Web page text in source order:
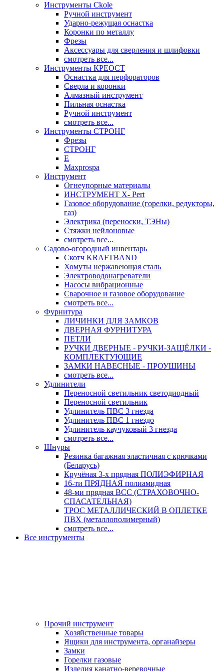
Инструменты Ckole
Ручной инструмент
Ударно‑режущая оснастка
Коронки по металлу
Фрезы
Аксессуары для сверления и шлифовки
смотреть все...
Инструменты КРЕОСТ
Оснастка для перфораторов
Сверла и коронки
Алмазный инструмент
Пильная оснастка
Ручной инструмент
смотреть все...
Инструменты СТРОНГ
Фрезы
СТРОНГ
Е
Maxprospa
Инструмент
Огнеупорные материалы
ИНСТРУМЕНТ X- Pert
Газовое оборудование (горелки, редукторы,
газ)
Электрика (переноски, ТЭНы)
Стяжки нейлоновые
смотреть все...
Садово-огородный инвентарь
Скотч KRAFTBAND
Хомуты нержавеющая сталь
Электроводонагреватели
Насосы вибрационные
Сварочное и газовое оборудование
смотреть все...
Фурнитура
ЛИЧИНКИ ДЛЯ ЗАМКОВ
ДВЕРНАЯ ФУРНИТУРА
ПЕТЛИ
РУЧКИ ДВЕРНЫЕ - РУЧКИ-ЗАЩЁЛКИ -
КОМПЛЕКТУЮЩИЕ
ЗАМКИ НАВЕСНЫЕ - ПРОУШИНЫ
смотреть все...
Удлинители
Переносной светильник светодиодный
Переносной светильник
Удлинитель ПВС 3 гнезда
Удлинитель ПВС 1 гнездо
Удлинитель каучуковый 3 гнезда
смотреть все...
Шнуры
Резинка багажная эластичная с крючками
(Беларусь)
Кручёная 3-х прядная ПОЛИЭФИРНАЯ
16-ти ПРЯДНАЯ полиамидная
48-ми прядная ВСС (СТРАХОВОЧНО-
СПАСАТЕЛЬНАЯ)
ТРОС МЕТАЛЛИЧЕСКИЙ В ОПЛЕТКЕ
ПВХ (металлополимерный)
смотреть все...
Все инструменты
Прочий инструмент
Хозяйственные товары
Ящики для инструмента, органайзеры
Замки
Горелки газовые
Изделия канатно-веревочные